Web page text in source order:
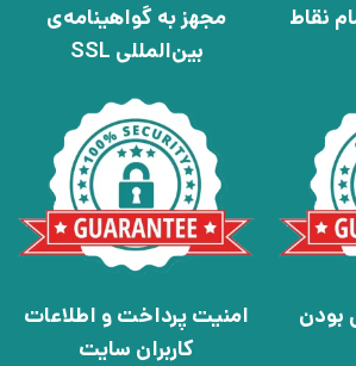
نقاط
مجهز به گواهینامه‌ی
بین‌المللی SSL
بودن
امنیت پرداخت و اطلاعات
کاربران سایت